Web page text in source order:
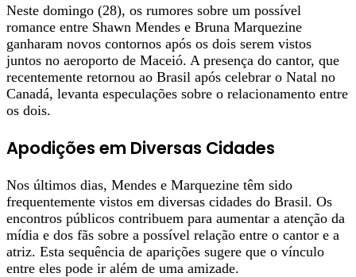
Neste domingo (28), os rumores sobre um possível
romance entre Shawn Mendes e Bruna Marquezine
ganharam novos contornos após os dois serem vistos
juntos no aeroporto de Maceió. A presença do cantor, que
recentemente retornou ao Brasil após celebrar o Natal no
Canadá, levanta especulações sobre o relacionamento entre
os dois.
Apodições em Diversas Cidades
Nos últimos dias, Mendes e Marquezine têm sido
frequentemente vistos em diversas cidades do Brasil. Os
encontros públicos contribuem para aumentar a atenção da
mídia e dos fãs sobre a possível relação entre o cantor e a
atriz. Esta sequência de aparições sugere que o vínculo
entre eles pode ir além de uma amizade.